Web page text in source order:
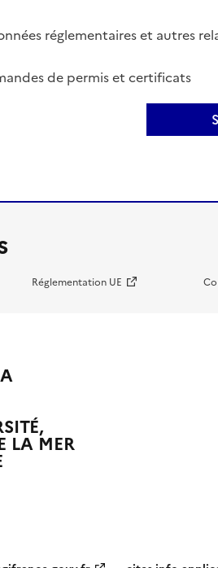
réglementaires et autres
de permis et certificats
Réglementation UE
LA MER